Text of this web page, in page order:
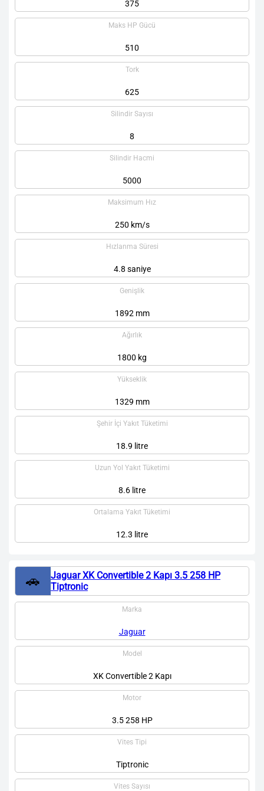
375
Maks HP Gücü
510
Tork
625
Silindir Sayısı
8
Silindir Hacmi
5000
Maksimum Hız
250 km/s
Hızlanma Süresi
4.8 saniye
Genişlik
1892 mm
Ağırlık
1800 kg
Yükseklik
1329 mm
Şehir İçi Yakıt Tüketimi
18.9 litre
Uzun Yol Yakıt Tüketimi
8.6 litre
Ortalama Yakıt Tüketimi
12.3 litre
🚗
Jaguar XK Convertible 2 Kapı 3.5 258 HP
Tiptronic
Marka
Jaguar
Model
XK Convertible 2 Kapı
Motor
3.5 258 HP
Vites Tipi
Tiptronic
Vites Sayısı